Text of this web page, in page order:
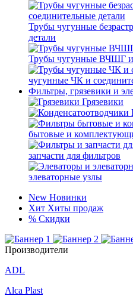
Трубы чугунные
детали
Трубы чугунные ВЧШГ и
чугунные ЧК и
Фильтры, грязевики и
Грязевики
бытовые и
запчасти для фильтров
элеваторные узлы
New Новинки
Хит Хиты продаж
% Скидки
Производители
ADL
Alca Plast